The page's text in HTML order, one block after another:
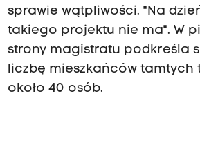
sprawie wątpliwości. "Na
takiego projektu nie ma". W
strony magistratu podkreśla
liczbę mieszkańców tamtych
około 40 osób.